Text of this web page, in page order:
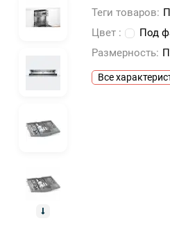
Теги товаров:
Цвет :
Под
Размерность:
Все